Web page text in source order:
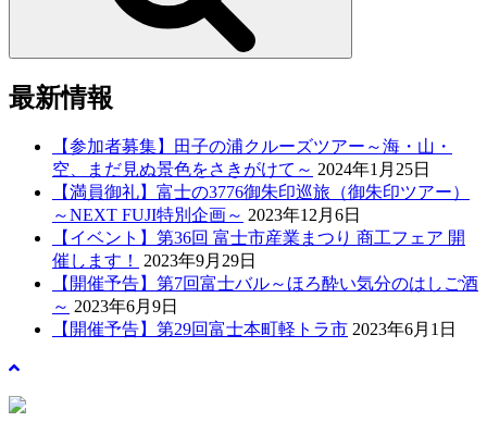
最新情報
【参加者募集】田子の浦クルーズツアー～海・山・
空、まだ見ぬ景色をさきがけて～ 2024年1月25日
【満員御礼】富士の3776御朱印巡旅（御朱印ツアー）
～NEXT FUJI特別企画～ 2023年12月6日
【イベント】第36回 富士市産業まつり 商工フェア 開
催します！
2023年9月29日
【開催予告】第7回富士バル～ほろ酔い気分のはしご酒
～ 2023年6月9日
【開催予告】第29回富士本町軽トラ市 2023年6月1日